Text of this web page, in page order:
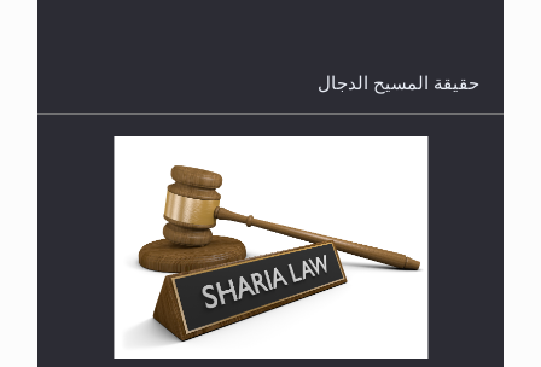
هل تعتبر الأشفار الاصطناعية (الرموش الاصطناعية)
والأظافر البلاستيكية وطلاء الأظافر حاجبا للوضوء وهل
يُسمح الصلاة بها؟
حقيقة المسيح الدجال